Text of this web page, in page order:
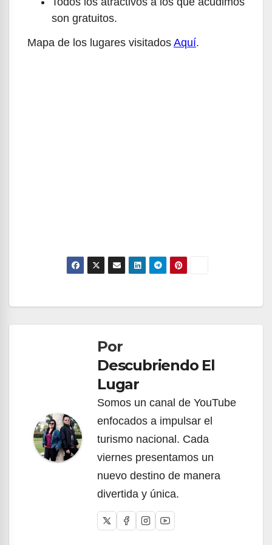
son gratuitos.
Mapa de los lugares visitados Aquí.
Navegación
entradasPor
Descubriendo El
Lugar
Somos un canal de YouTube
enfocados a impulsar el
turismo nacional. Cada
viernes presentamos un
nuevo destino de manera
divertida y única.